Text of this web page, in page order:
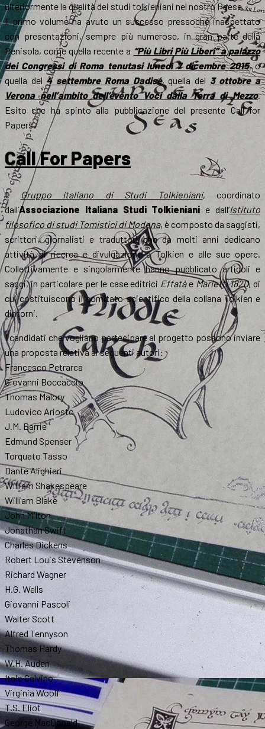
ulteriormente la qualità dei studi tolkieniani nel nostro Paese.
Il primo volume ha avuto un successo pressoché inaspettato
con presentazioni, sempre più numerose, in gran parte della
Penisola, come quella recente a “Più Libri Più Liberi” a palazzo
dei Congressi di Roma tenutasi lunedì 7 dicembre 2015, o
quella del 4 settembre Roma Dadisé, quella del 3 ottobre a
Verona nell’ambito dell’evento Voci dalla Terra di Mezzo.
Esito che ha spinto alla pubblicazione del presente Call for
Papers.
Call For Papers
Il Gruppo italiano di Studi Tolkieniani, coordinato
dall’Associazione Italiana Studi Tolkieniani e dall’Istituto
filosofico di studi Tomistici di Modena, è composto da saggisti,
scrittori, giornalisti e traduttori che da molti anni dedicano
attività di ricerca e divulgazione a Tolkien e alle sue opere.
Collettivamente e singolarmente hanno pubblicato articoli e
saggi, in particolare per le case editrici Effatàe Marietti 1820, di
cui costituiscono il comitato scientifico della collana Tolkien e
dintorni.
I candidati che vogliano partecipare al progetto possono inviare
una proposta relativa ai seguenti autori:
Francesco Petrarca
Giovanni Boccaccio
Thomas Malory
Ludovico Ariosto
J.M. Barrie
Edmund Spenser
Torquato Tasso
Dante Alighieri
William Shakespeare
William Blake
John Milton
Jonathan Swift
Charles Dickens
Robert Louis Stevenson
Richard Wagner
H.G. Wells
Giovanni Pascoli
Walter Scott
Alfred Tennyson
Thomas Hardy
W.H. Auden
Italo Calvino
Virginia Woolf
T.S. Eliot
George MacDonald